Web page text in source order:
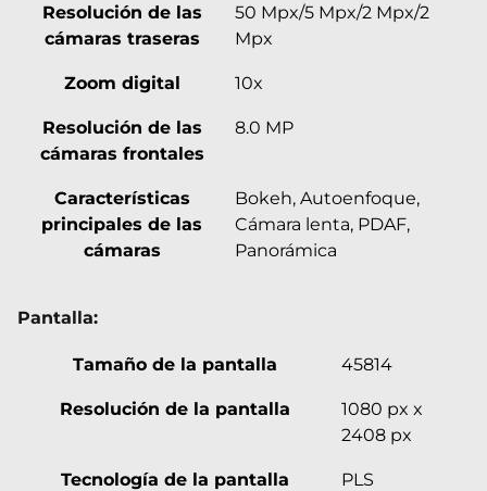
Resolución de las
cámaras traseras
50 Mpx/5 Mpx/2 Mpx/2
Mpx
Zoom digital 10x
Resolución de las
cámaras frontales
8.0 MP
Características
principales de las
cámaras
Bokeh, Autoenfoque,
Cámara lenta, PDAF,
Panorámica
Pantalla:
Tamaño de la pantalla 45814
Resolución de la pantalla
1080 px x
2408 px
Tecnología de la pantalla PLS